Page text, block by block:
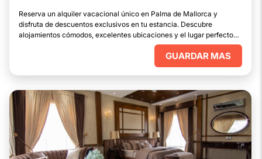
Reserva un alquiler vacacional único en Palma de Mallorca y
disfruta de descuentos exclusivos en tu estancia. Descubre
alojamientos cómodos, excelentes ubicaciones y el lugar perfecto
GUARDAR MAS